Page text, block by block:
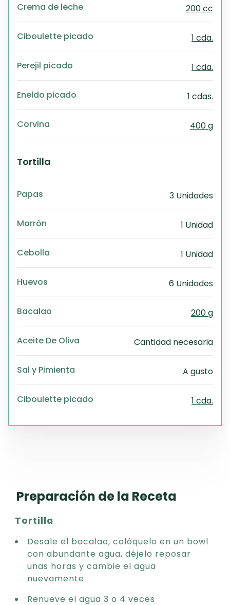
Crema de leche 200 cc
Ciboulette picado 1 cda.
Perejil picado 1 cda.
Eneldo picado 1 cdas.
Corvina 400 g
Tortilla
Papas 3 Unidades
Morrón 1 Unidad
Cebolla 1 Unidad
Huevos 6 Unidades
Bacalao 200 g
Aceite De Oliva Cantidad necesaria
Sal y Pimienta A gusto
Ciboulette picado 1 cda.
Preparación de la Receta
Tortilla
Desale el bacalao, colóquelo en un bowl
con abundante agua, déjelo reposar
unas horas y cambie el agua
nuevamente
Renueve el agua 3 o 4 veces